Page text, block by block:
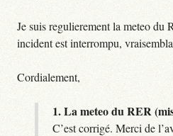
Je suis regulierement la meteo du
incident est interrompu,
Cordialement,
1.La meteo du RER
C’est corrigé. Merci de